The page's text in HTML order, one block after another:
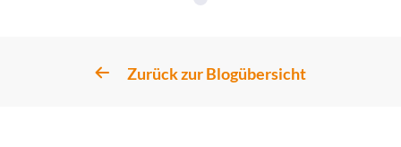
Zurück zur Blogübersicht